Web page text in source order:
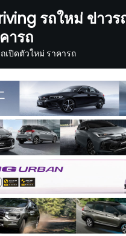
รถใหม่ ข่าวร
ารถ
เปิดตัวใหม่ ราคารถ